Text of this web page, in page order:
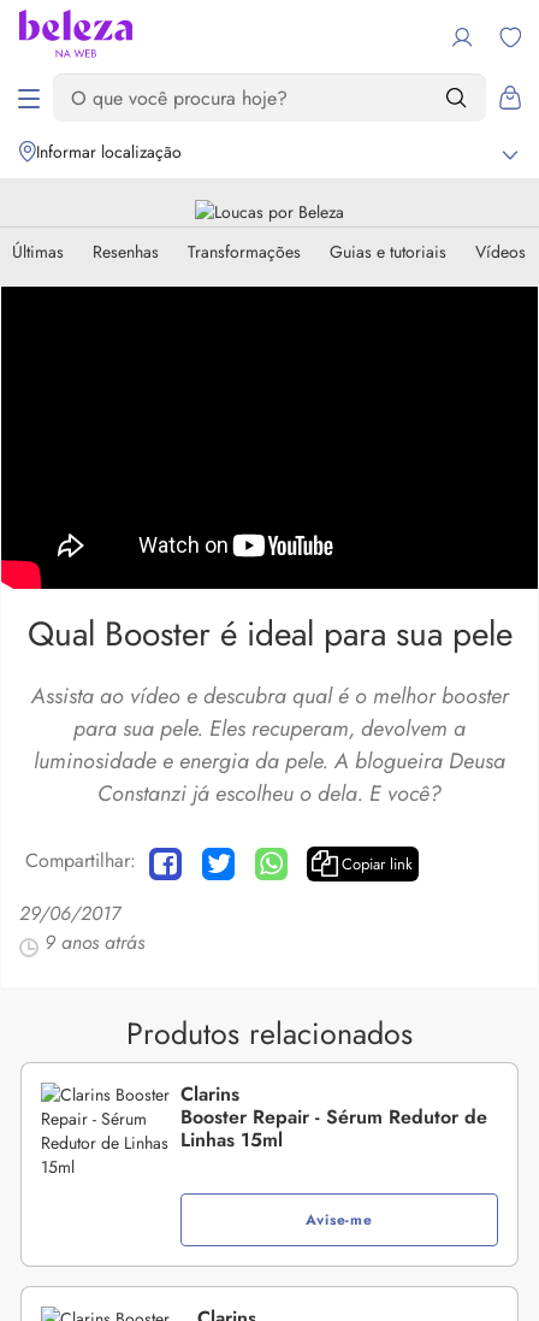
Informar localização
Últimas Resenhas Transformações Guias e tutoriais Vídeos
Qual Booster é ideal para sua pele
Assista ao vídeo e descubra qual é o melhor booster
para sua pele. Eles recuperam, devolvem a
luminosidade e energia da pele. A blogueira Deusa
Constanzi já escolheu o dela. E você?
Compartilhar: Copiar link
29/06/2017
9 anos atrás
Produtos relacionados
Clarins
Booster Repair - Sérum Redutor de
Linhas 15ml
Avise-me